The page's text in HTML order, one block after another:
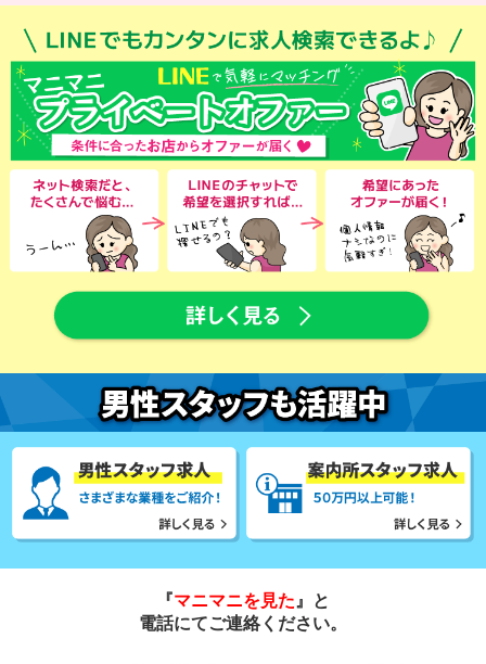
『マニマニを見た 』と
電話にてご連絡ください。